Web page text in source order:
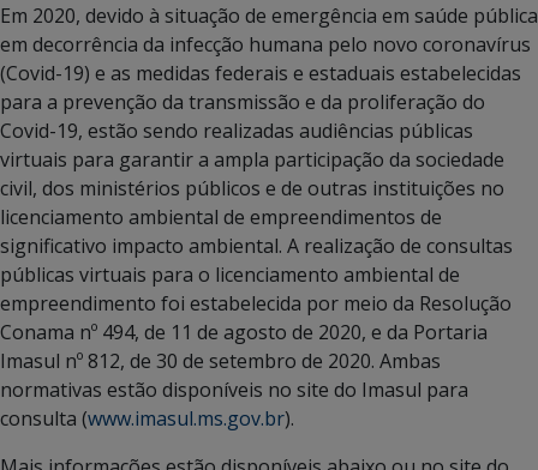
Em 2020, devido à situação de emergência em saúde pública
em decorrência da infecção humana pelo novo coronavírus
(Covid-19) e as medidas federais e estaduais estabelecidas
para a prevenção da transmissão e da proliferação do
Covid-19, estão sendo realizadas audiências públicas
virtuais para garantir a ampla participação da sociedade
civil, dos ministérios públicos e de outras instituições no
licenciamento ambiental de empreendimentos de
significativo impacto ambiental. A realização de consultas
públicas virtuais para o licenciamento ambiental de
empreendimento foi estabelecida por meio da Resolução
Conama nº 494, de 11 de agosto de 2020, e da Portaria
Imasul nº 812, de 30 de setembro de 2020. Ambas
normativas estão disponíveis no site do Imasul para
consulta (www.imasul.ms.gov.br).